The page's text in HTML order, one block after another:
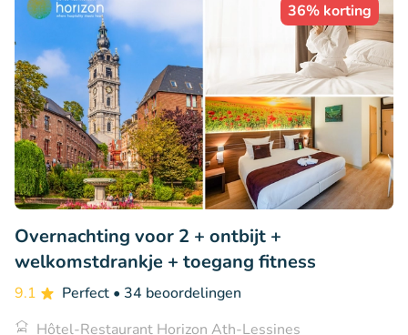
36% korting
Overnachting voor 2 + ontbijt +
welkomstdrankje + toegang fitness
9.1 Perfect • 34 beoordelingen
Hôtel-Restaurant Horizon Ath-Lessines